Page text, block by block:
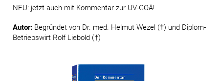
NEU: jetzt auch mit Kommentar zur UV-GOÄ!
Autor: Begründet von Dr. med. Helmut Wezel (†) und Diplom-
Betriebswirt Rolf Liebold (†)